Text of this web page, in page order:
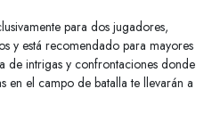
para dos jugadores,
y está recomendado para mayores
de intrigas y confrontaciones donde
en el campo de batalla te llevarán a